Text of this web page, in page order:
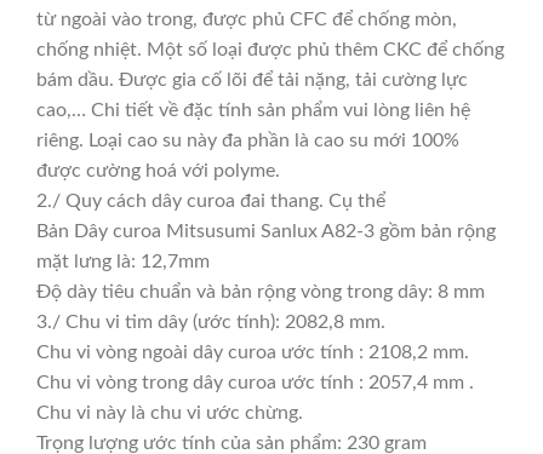
từ ngoài vào trong, được phủ CFC để chống mòn,
chống nhiệt. Một số loại được phủ thêm CKC để chống
bám dầu. Được gia cố lõi để tải nặng, tải cường lực
cao,… Chi tiết về đặc tính sản phẩm vui lòng liên hệ
riêng. Loại cao su này đa phần là cao su mới 100%
được cường hoá với polyme.
2./ Quy cách dây curoa đai thang. Cụ thể
Bản Dây curoa Mitsusumi Sanlux A82-3 gồm bản rộng
mặt lưng là: 12,7mm
Độ dày tiêu chuẩn và bản rộng vòng trong dây: 8 mm
3./ Chu vi tim dây (ước tính): 2082,8 mm.
Chu vi vòng ngoài dây curoa ước tính : 2108,2 mm.
Chu vi vòng trong dây curoa ước tính : 2057,4 mm .
Chu vi này là chu vi ước chừng.
Trọng lượng ước tính của sản phẩm: 230 gram